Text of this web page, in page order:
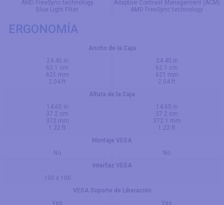
AMD FreeSync technology
Blue Light Filter
Adaptive Contrast Management (ACM)
AMD FreeSync technology
ERGONOMÍA
Ancho de la Caja
24.45 in
62.1 cm
621 mm
2.04 ft
24.45 in
62.1 cm
621 mm
2.04 ft
Altura de la Caja
14.65 in
37.2 cm
372 mm
1.22 ft
14.65 in
37.2 cm
372.1 mm
1.22 ft
Montaje VESA
No
No
Interfaz VESA
100 x 100
VESA Soporte de Liberación
Yes
Yes